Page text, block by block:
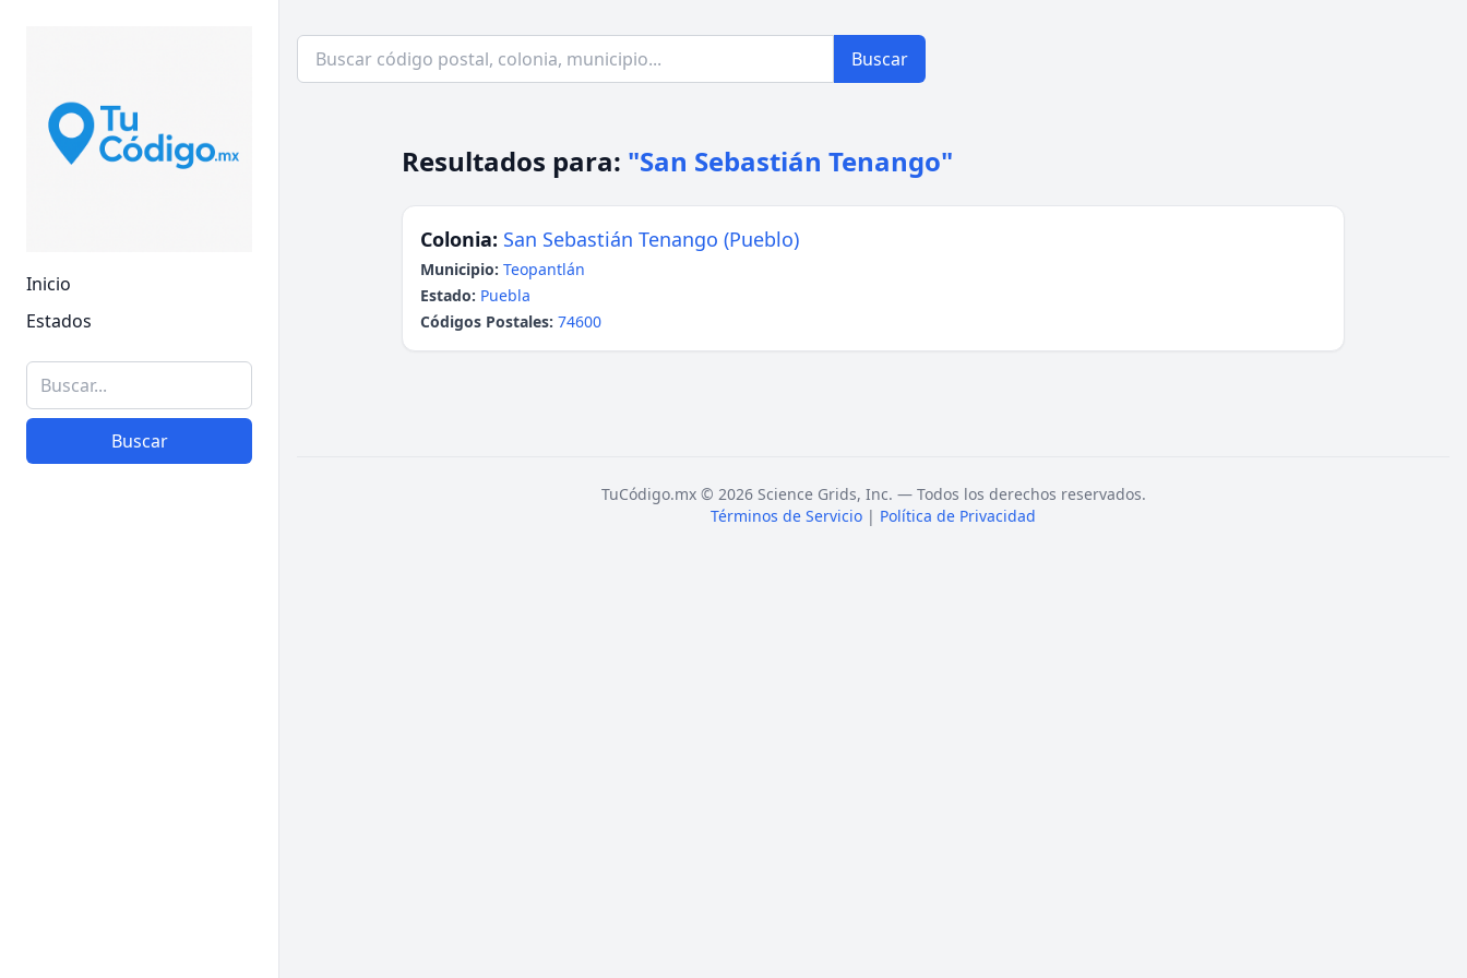
Inicio
Estados
Buscar
Buscar
Resultados para: "San Sebastián Tenango"
Colonia: San Sebastián Tenango (Pueblo)
Municipio: Teopantlán
Estado: Puebla
Códigos Postales: 74600
TuCódigo.mx © 2026 Science Grids, Inc. — Todos los derechos reservados.
Términos de Servicio | Política de Privacidad